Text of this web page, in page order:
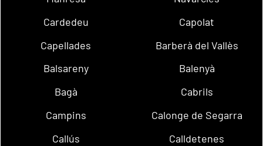
Cardedeu
Capolat
Capellades
Barberà del Vallès
Balsareny
Balenyà
Bagà
Cabrils
Campins
Calonge de Segarra
Callús
Calldetenes